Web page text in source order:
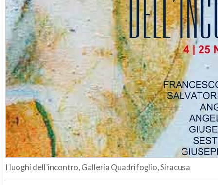
I luoghi dell’incontro, Galleria Quadrifoglio, Siracusa